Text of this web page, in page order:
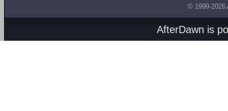
© 1999-2026
AfterDawn is